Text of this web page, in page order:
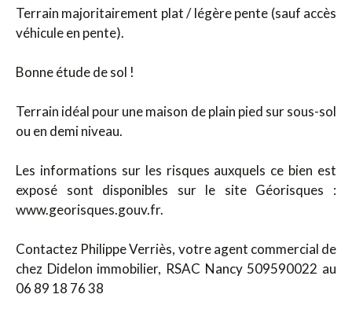
Terrain majoritairement plat / légère pente (sauf accès
véhicule en pente).
Bonne étude de sol !
Terrain idéal pour une maison de plain pied sur sous-sol
ou en demi niveau.
Les informations sur les risques auxquels ce bien est
exposé sont disponibles sur le site Géorisques :
www.georisques.gouv.fr.
Contactez Philippe Verriès, votre agent commercial de
chez Didelon immobilier, RSAC Nancy 509590022 au
06 89 18 76 38